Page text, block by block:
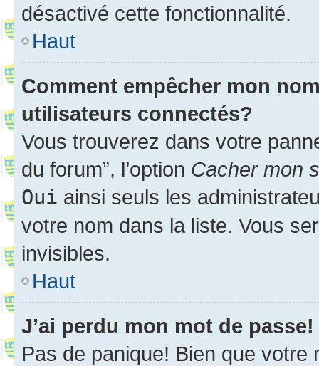
désactivé cette fonctionnalité.
Haut
Comment empêcher mon
utilisateurs connectés?
Vous trouverez dans votre
du forum”, l’option Cacher mon
Oui ainsi seuls les
votre nom dans la liste. Vous
invisibles.
Haut
J’ai perdu mon mot de passe!
Pas de panique! Bien que